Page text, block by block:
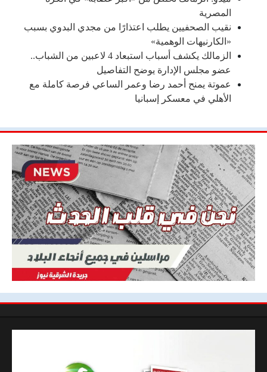
المصرية
نقيب الصحفيين يطلب اعتذارًا من مجدي البدوي بسبب
«الكارنيهات الوهمية»
الزمالك يكشف أسباب استبعاد 4 لاعبين من الشباب..
عضو مجلس الإدارة يوضح التفاصيل
عموتة يمنح أحمد رضا وعمر الساعي فرصة كاملة مع
الأهلي في معسكر إسبانيا